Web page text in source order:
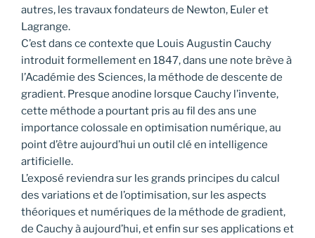
autres, les travaux fondateurs de Newton, Euler et
Lagrange.
C’est dans ce contexte que Louis Augustin Cauchy
introduit formellement en 1847, dans une note brève à
l’Académie des Sciences, la méthode de descente de
gradient. Presque anodine lorsque Cauchy l’invente,
cette méthode a pourtant pris au fil des ans une
importance colossale en optimisation numérique, au
point d’être aujourd’hui un outil clé en intelligence
artificielle.
L’exposé reviendra sur les grands principes du calcul
des variations et de l’optimisation, sur les aspects
théoriques et numériques de la méthode de gradient,
de Cauchy à aujourd’hui, et enfin sur ses applications et